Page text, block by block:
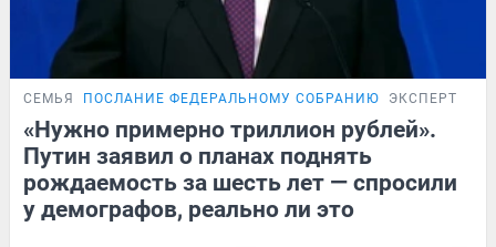
СЕМЬЯ ПОСЛАНИЕ ФЕДЕРАЛЬНОМУ СОБРАНИЮ ЭКСПЕРТ
«Нужно примерно триллион рублей».
Путин заявил о планах поднять
рождаемость за шесть лет — спросили
у демографов, реально ли это